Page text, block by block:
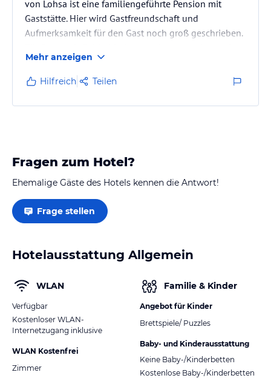
von Lohsa ist eine familiengeführte Pension mit
Gaststätte. Hier wird Gastfreundschaft und
Aufmerksamkeit für den Gast noch groß geschrieben.
die Zimmer alle im oberen Bereich liegen, zu
Erreichen
über drei Treppenabsätze mit je 12 bzw 11 Stufen
(mit großer Steigung)
Mehr anzeigen
Hilfreich Teilen
Fragen zum Hotel?
Ehemalige Gäste des Hotels kennen die Antwort!
Frage stellen
Hotelausstattung Allgemein
WLAN
Verfügbar
Kostenloser WLAN-
Internetzugang inklusive
WLAN Kostenfrei
Zimmer
Familie & Kinder
Angebot für Kinder
Brettspiele/ Puzzles
Baby- und Kinderausstattung
Keine Baby-/Kinderbetten
Kostenlose Baby-/Kinderbetten